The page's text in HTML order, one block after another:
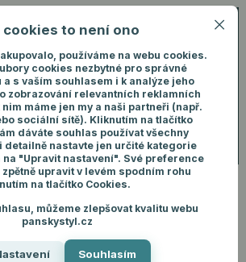
Menu
Přihlášení
Hledat
ks
Šály Elegantní pánská šála
pánská šála
cookies to není ono
používáme na webu cookies.
cookies nezbytné pro správné
a s vaším souhlasem i k analýze jeho
zobrazování relevantních reklamních
máme jen my a naši partneři (např.
sociální sítě). Kliknutím na tlačítko
dáváte souhlas používat všechny
detailně nastavte jen určité kategorie
"Upravit nastavení". Své preference
upravit v levém spodním rohu
na tlačítko Cookies.
můžeme zlepšovat kvalitu webu
panskystyl.cz
Souhlasím